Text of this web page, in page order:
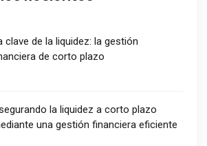
clave de la liquidez: la gestión
de corto plazo
la liquidez a corto plazo
una gestión financiera eficiente